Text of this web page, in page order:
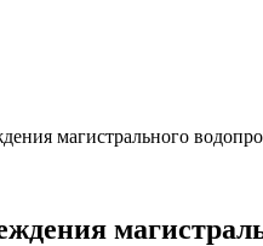
магистрального